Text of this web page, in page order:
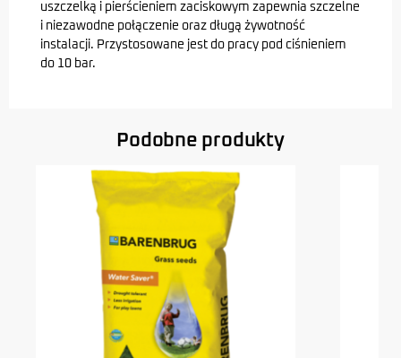
uszczelką i pierścieniem zaciskowym zapewnia szczelne
i niezawodne połączenie oraz długą żywotność
instalacji. Przystosowane jest do pracy pod ciśnieniem
do 10 bar.
Podobne produkty